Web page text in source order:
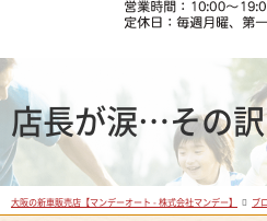
店長が涙…その訳
大阪の新車販売店【マンデーオート - 株式会社マンデー】 ブ